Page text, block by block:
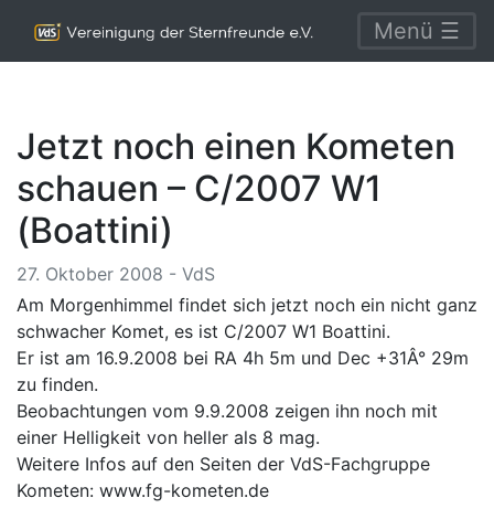
Menü ☰
Jetzt noch einen Kometen
schauen – C/2007 W1
(Boattini)
27. Oktober 2008 - VdS
Am Morgenhimmel findet sich jetzt noch ein nicht ganz
schwacher Komet, es ist C/2007 W1 Boattini.
Er ist am 16.9.2008 bei RA 4h 5m und Dec +31Â° 29m
zu finden.
Beobachtungen vom 9.9.2008 zeigen ihn noch mit
einer Helligkeit von heller als 8 mag.
Weitere Infos auf den Seiten der VdS-Fachgruppe
Kometen: www.fg-kometen.de